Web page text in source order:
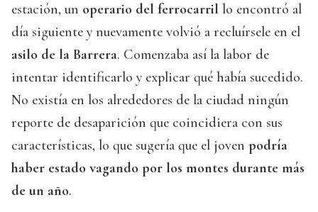
estación, un operario del ferrocarril lo encontró al
día siguiente y nuevamente volvió a recluírsele en el
asilo de la Barrera. Comenzaba así la labor de
intentar identificarlo y explicar qué había sucedido.
No existía en los alrededores de la ciudad ningún
reporte de desaparición que coincidiera con sus
características, lo que sugería que el joven podría
haber estado vagando por los montes durante más
de un año.